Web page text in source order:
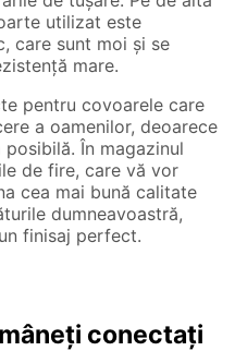
utilizat este
care sunt moi și se
mare.
pentru covoarele care
a oamenilor, deoarece
În magazinul
de fire, care vă vor
cea mai bună calitate
dumneavoastră,
finisaj perfect.
conectați